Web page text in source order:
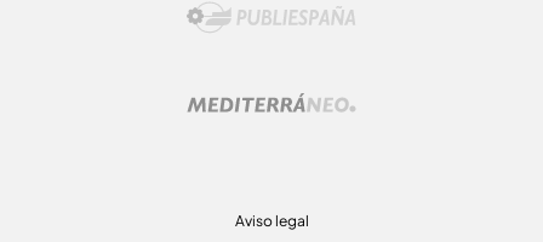
Aviso legal